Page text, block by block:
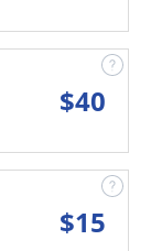
$40
$15